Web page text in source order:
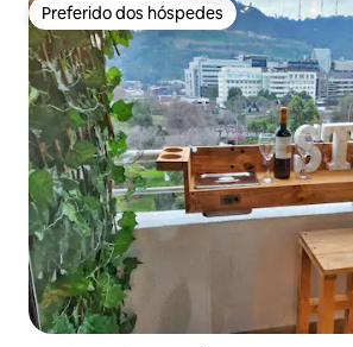
Preferido dos hóspedes
Preferido dos hóspedes